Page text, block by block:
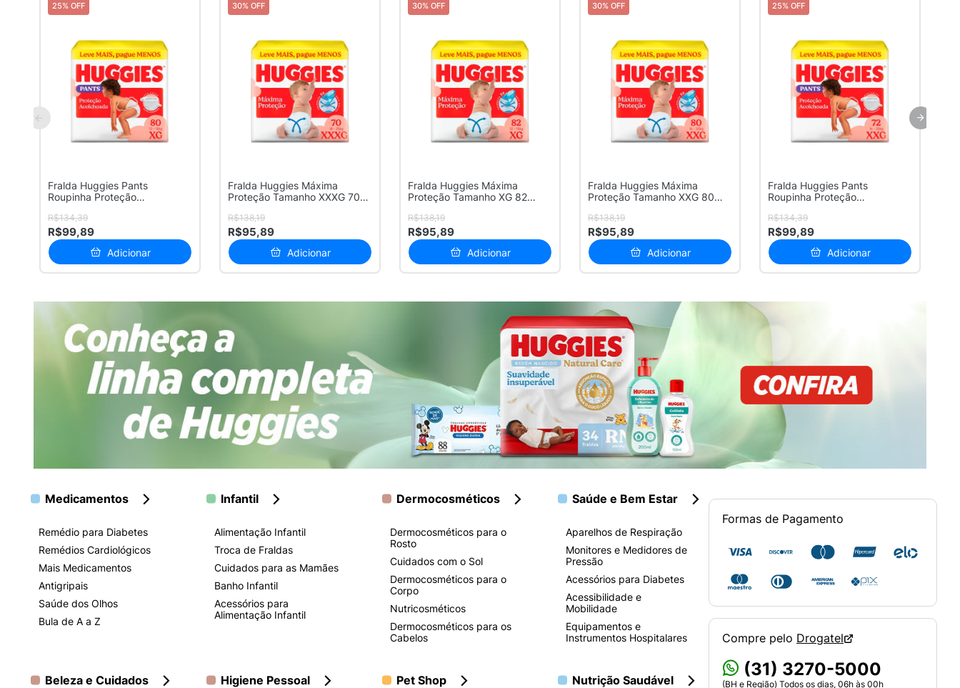
25% OFF
Fralda Huggies Pants
Roupinha Proteção
R$134,39
R$99,89
Adicionar
30% OFF
Fralda Huggies Máxima
Proteção Tamanho XXXG 70
R$138,19
R$95,89
Adicionar
30% OFF
Fralda Huggies Máxima
Proteção Tamanho XG 82
R$138,19
R$95,89
Adicionar
30% OFF
Fralda Huggies Máxima
Proteção Tamanho XXG 80
R$138,19
R$95,89
Adicionar
25% OFF
Fralda Huggies Pants
Roupinha Proteção
R$134,39
R$99,89
Adicionar
Medicamentos
Remédio para Diabetes
Remédios Cardiológicos
Mais Medicamentos
Antigripais
Saúde dos Olhos
Bula de A a Z
Infantil
Alimentação Infantil
Troca de Fraldas
Cuidados para as Mamães
Banho Infantil
Acessórios para
Alimentação Infantil
Dermocosméticos
Dermocosméticos para o
Rosto
Cuidados com o Sol
Dermocosméticos para o
Corpo
Nutricosméticos
Dermocosméticos para os
Cabelos
Saúde e Bem Estar
Aparelhos de Respiração
Monitores e Medidores de
Pressão
Acessórios para Diabetes
Acessibilidade e
Mobilidade
Equipamentos e
Instrumentos Hospitalares
Beleza e Cuidados Higiene Pessoal Pet Shop Nutrição Saudável
Formas de Pagamento
Compre pelo Drogatel
(31) 3270-5000
(BH e Região) Todos os dias, 06h às 00h